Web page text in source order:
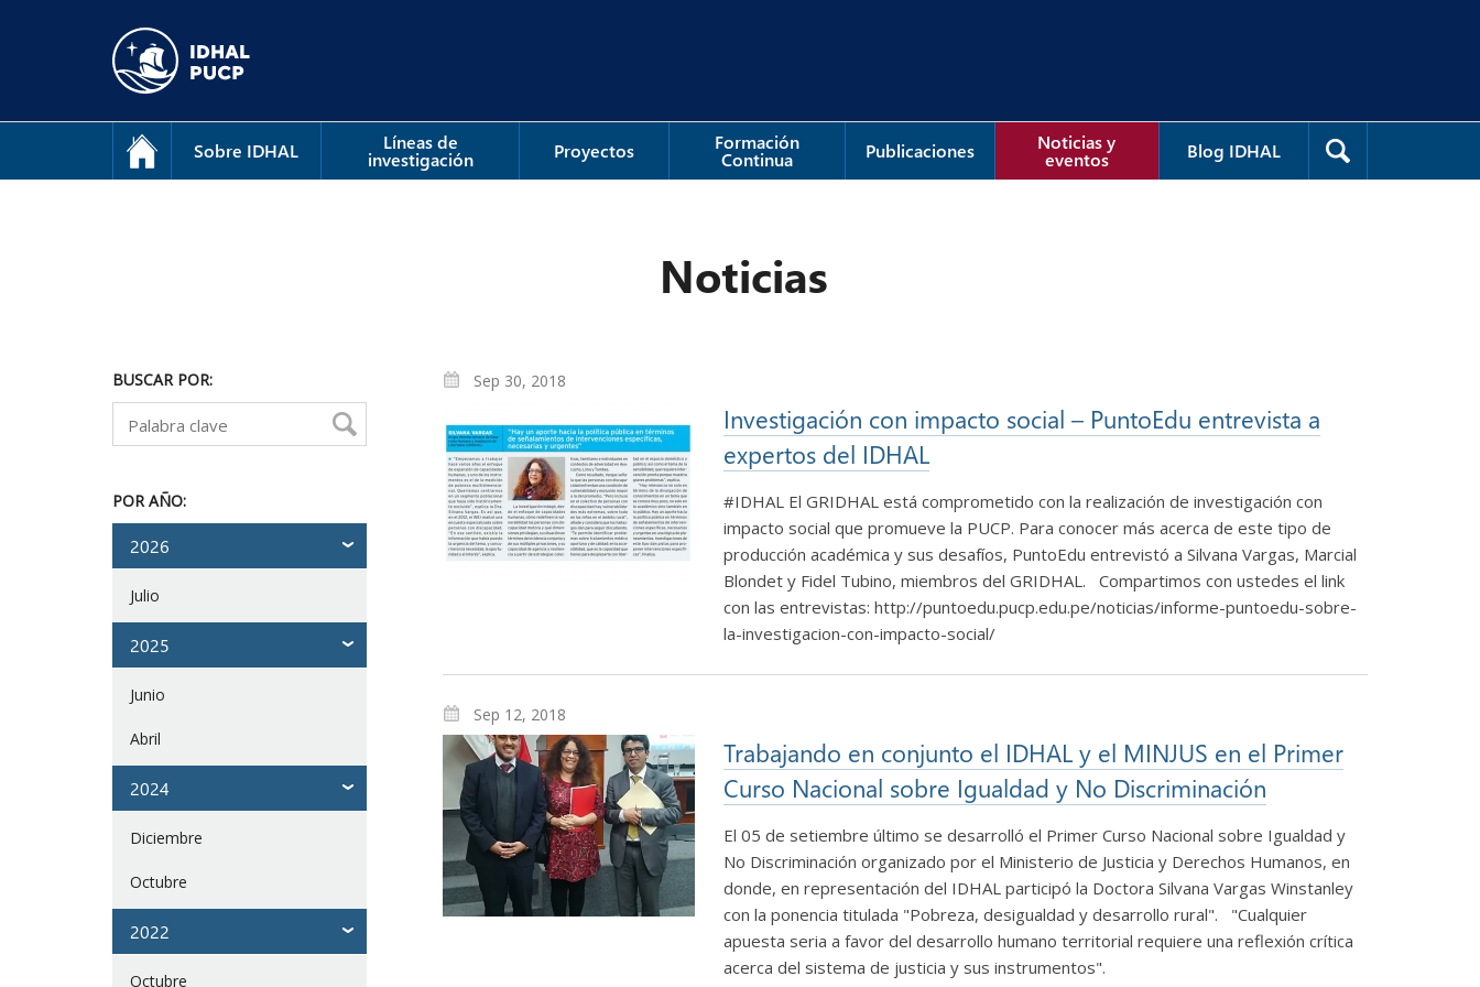
Sobre IDHAL Líneas de
investigación Proyectos Formación
Continua Publicaciones Noticias y
eventos Blog IDHAL
Noticias
BUSCAR POR:
POR AÑO:
2026
Julio
2025
Junio
Abril
2024
Diciembre
Octubre
2022
Octubre
Sep 30, 2018
Investigación con impacto social – PuntoEdu entrevista a
expertos del IDHAL
#IDHAL El GRIDHAL está comprometido con la realización de investigación con
impacto social que promueve la PUCP. Para conocer más acerca de este tipo de
producción académica y sus desafíos, PuntoEdu entrevistó a Silvana Vargas, Marcial
Blondet y Fidel Tubino, miembros del GRIDHAL. Compartimos con ustedes el link
con las entrevistas: http://puntoedu.pucp.edu.pe/noticias/informe-puntoedu-sobre-
la-investigacion-con-impacto-social/
Sep 12, 2018
Trabajando en conjunto el IDHAL y el MINJUS en el Primer
Curso Nacional sobre Igualdad y No Discriminación
El 05 de setiembre último se desarrolló el Primer Curso Nacional sobre Igualdad y
No Discriminación organizado por el Ministerio de Justicia y Derechos Humanos, en
donde, en representación del IDHAL participó la Doctora Silvana Vargas Winstanley
con la ponencia titulada "Pobreza, desigualdad y desarrollo rural". "Cualquier
apuesta seria a favor del desarrollo humano territorial requiere una reflexión crítica
acerca del sistema de justicia y sus instrumentos".